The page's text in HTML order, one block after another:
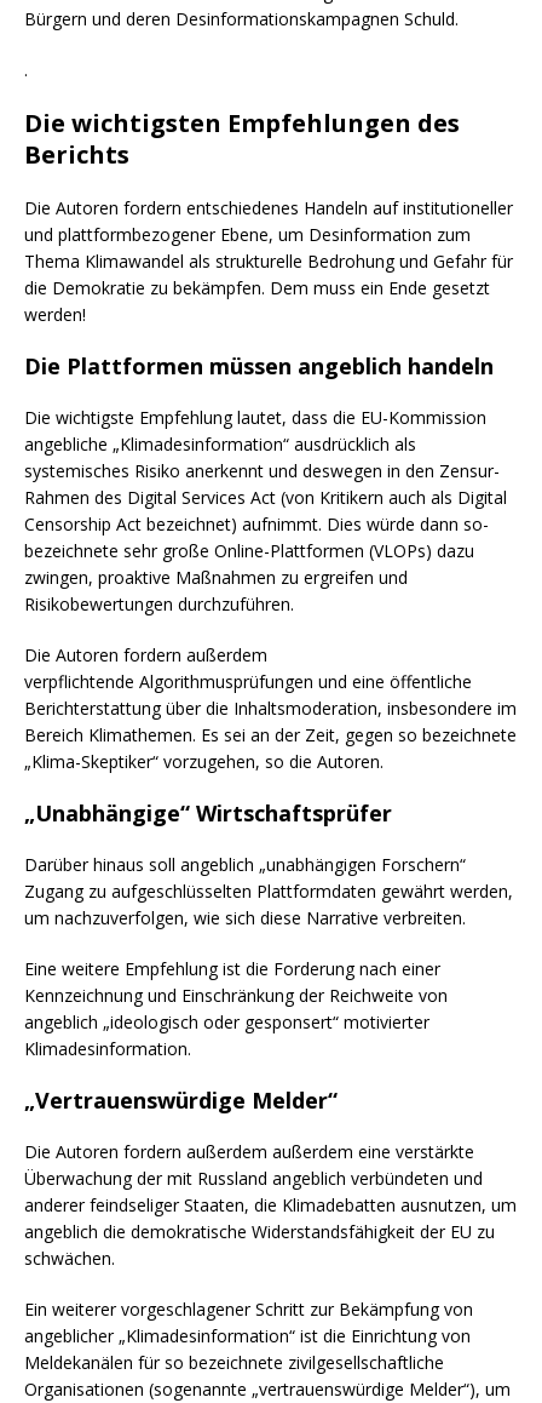
Bürgern und deren Desinformationskampagnen Schuld.
.
Die wichtigsten Empfehlungen des
Berichts
Die Autoren fordern entschiedenes Handeln auf institutioneller
und plattformbezogener Ebene, um Desinformation zum
Thema Klimawandel als strukturelle Bedrohung und Gefahr für
die Demokratie zu bekämpfen. Dem muss ein Ende gesetzt
werden!
Die Plattformen müssen angeblich handeln
Die wichtigste Empfehlung lautet, dass die EU-Kommission
angebliche „Klimadesinformation“ ausdrücklich als
systemisches Risiko anerkennt und deswegen in den Zensur-
Rahmen des Digital Services Act (von Kritikern auch als Digital
Censorship Act bezeichnet) aufnimmt. Dies würde dann so-
bezeichnete sehr große Online-Plattformen (VLOPs) dazu
zwingen, proaktive Maßnahmen zu ergreifen und
Risikobewertungen durchzuführen.
Die Autoren fordern außerdem
verpflichtende Algorithmusprüfungen und eine öffentliche
Berichterstattung über die Inhaltsmoderation, insbesondere im
Bereich Klimathemen. Es sei an der Zeit, gegen so bezeichnete
„Klima-Skeptiker“ vorzugehen, so die Autoren.
„Unabhängige“ Wirtschaftsprüfer
Darüber hinaus soll angeblich „unabhängigen Forschern“
Zugang zu aufgeschlüsselten Plattformdaten gewährt werden,
um nachzuverfolgen, wie sich diese Narrative verbreiten.
Eine weitere Empfehlung ist die Forderung nach einer
Kennzeichnung und Einschränkung der Reichweite von
angeblich „ideologisch oder gesponsert“ motivierter
Klimadesinformation.
„Vertrauenswürdige Melder“
Die Autoren fordern außerdem außerdem eine verstärkte
Überwachung der mit Russland angeblich verbündeten und
anderer feindseliger Staaten, die Klimadebatten ausnutzen, um
angeblich die demokratische Widerstandsfähigkeit der EU zu
schwächen.
Ein weiterer vorgeschlagener Schritt zur Bekämpfung von
angeblicher „Klimadesinformation“ ist die Einrichtung von
Meldekanälen für so bezeichnete zivilgesellschaftliche
Organisationen (sogenannte „vertrauenswürdige Melder“), um